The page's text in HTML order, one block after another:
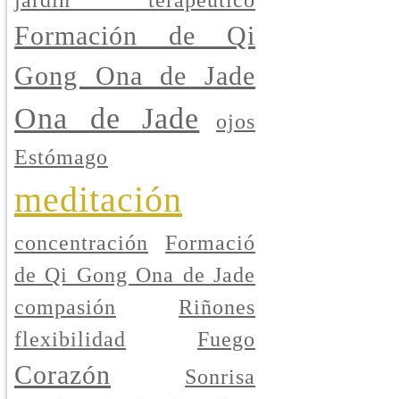
Formación de Qi
Gong Ona de Jade
Ona de Jade
ojos
Estómago
meditación
concentración
Formació
de Qi Gong Ona de Jade
compasión
Riñones
flexibilidad
Fuego
Corazón
Sonrisa